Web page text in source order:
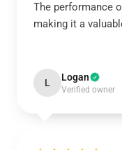
The performance
making it a
L Logan
Verified owner